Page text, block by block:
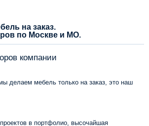
на заказ.
по Москве и МО.
компании
делаем мебель только на заказ, это наш
в портфолио, высочайшая